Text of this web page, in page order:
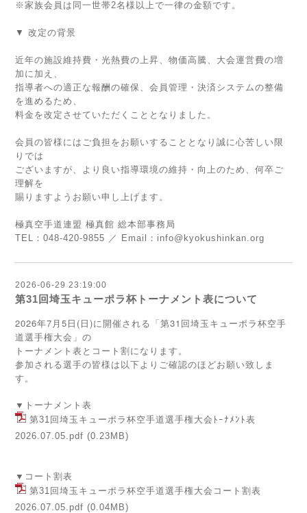
※家族会員は同一世帯2名様以上で一律の金額です。
▼ 改定の背景
近年の施設維持費・光熱費の上昇、物価高騰、大会運営費の増
加に加え、
指導者への適正な報酬の確保、会員管理・決済システムの整備
を進めるため、
料金を改定させていただくこととなりました。
会員の皆様にはご負担をお願いすることとなり誠に心苦しい限
りでは
ございますが、より良い指導環境の維持・向上のため、何卒ご
理解を
賜りますようお願い申し上げます。
極真空手道連盟 極真館 総本部事務局
TEL：048-420-9855 ／ Email：info@kyokushinkan.org
2026-06-29 23:19:00
第31回埼玉キューポラ杯トーナメント表について
2026年7月5日(日)に開催される「第31回埼玉キューポラ杯空手
道選手権大会」の
トーナメント表とコート割になります。
参加される選手の皆様は以下よりご確認のほどお願い致しま
す。
▼トーナメント表
第31回埼玉キューポラ杯空手道選手権大会ﾄｰﾅﾒﾝﾄ表
2026.07.05.pdf (0.23MB)
▼コート割表
第31回埼玉キューポラ杯空手道選手権大会コート割表
2026.07.05.pdf (0.04MB)